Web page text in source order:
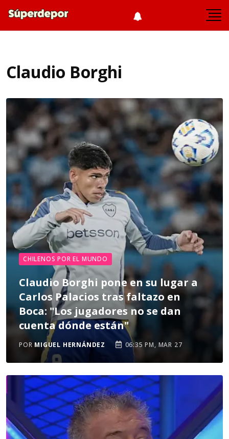
Claudio Borghi
CHILENOS POR EL MUNDO
Claudio Borghi pone en su lugar a
Carlos Palacios tras faltazo en
Boca: "Los jugadores no se dan
cuenta dónde están"
POR MIGUEL HERNÁNDEZ 06:35 PM, MAR 27